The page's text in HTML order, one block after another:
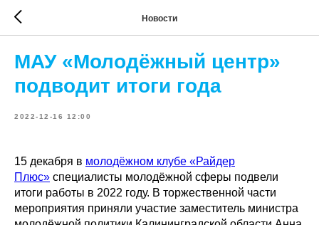
Новости
МАУ «Молодёжный центр»
подводит итоги года
2022-12-16 12:00
15 декабря в молодёжном клубе «Райдер
Плюс» специалисты молодёжной сферы подвели
итоги работы в 2022 году. В торжественной части
мероприятия приняли участие заместитель министра